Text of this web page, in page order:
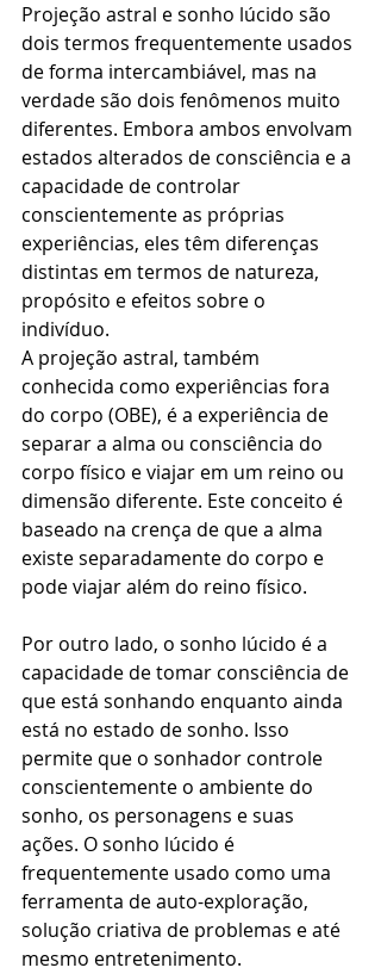
Projeção astral e sonho lúcido são
dois termos frequentemente usados ​​
de forma intercambiável, mas na
verdade são dois fenômenos muito
diferentes. Embora ambos envolvam
estados alterados de consciência e a
capacidade de controlar
conscientemente as próprias
experiências, eles têm diferenças
distintas em termos de natureza,
propósito e efeitos sobre o
indivíduo.
A projeção astral, também
conhecida como experiências fora
do corpo (OBE), é a experiência de
separar a alma ou consciência do
corpo físico e viajar em um reino ou
dimensão diferente. Este conceito é
baseado na crença de que a alma
existe separadamente do corpo e
pode viajar além do reino físico.
Por outro lado, o sonho lúcido é a
capacidade de tomar consciência de
que está sonhando enquanto ainda
está no estado de sonho. Isso
permite que o sonhador controle
conscientemente o ambiente do
sonho, os personagens e suas
ações. O sonho lúcido é
frequentemente usado como uma
ferramenta de auto-exploração,
solução criativa de problemas e até
mesmo entretenimento.